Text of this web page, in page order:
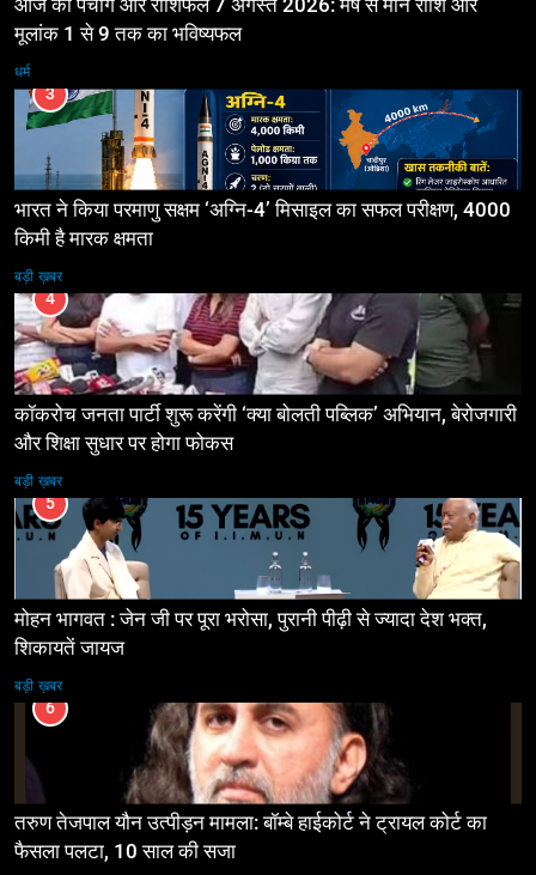
आज का पंचांग और राशिफल 7 अगस्त 2026: मेष से मीन राशि और
मूलांक 1 से 9 तक का भविष्यफल
धर्म
3
भारत ने किया परमाणु सक्षम ‘अग्नि-4’ मिसाइल का सफल परीक्षण, 4000
किमी है मारक क्षमता
बड़ी ख़बर
4
कॉकरोच जनता पार्टी शुरू करेंगी ‘क्या बोलती पब्लिक’ अभियान, बेरोजगारी
और शिक्षा सुधार पर होगा फोकस
बड़ी ख़बर
5
मोहन भागवत : जेन जी पर पूरा भरोसा, पुरानी पीढ़ी से ज्यादा देश भक्त,
शिकायतें जायज
बड़ी ख़बर
6
तरुण तेजपाल यौन उत्पीड़न मामला: बॉम्बे हाईकोर्ट ने ट्रायल कोर्ट का
फैसला पलटा, 10 साल की सजा